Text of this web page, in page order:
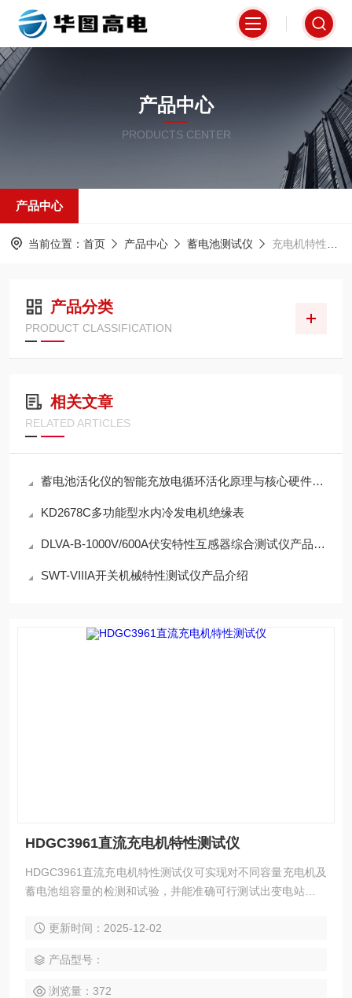
产品中心
PRODUCTS CENTER
产品中心
当前位置： 首页 产品中心 蓄电池测试仪 充电机特性测试仪
产品分类
PRODUCT CLASSIFICATION
相关文章
RELATED ARTICLES
蓄电池活化仪的智能充放电循环活化原理与核心硬件架构解析
KD2678C多功能型水内冷发电机绝缘表
DLVA-B-1000V/600A伏安特性互感器综合测试仪产品介绍
SWT-VIIIA开关机械特性测试仪产品介绍
HDGC3961直流充电机特性测试仪
HDGC3961直流充电机特性测试仪可实现对不同容量充电机及
蓄电池组容量的检测和试验，并能准确可行测试出变电站直流
更新时间：2025-12-02
产品型号：
浏览量：372